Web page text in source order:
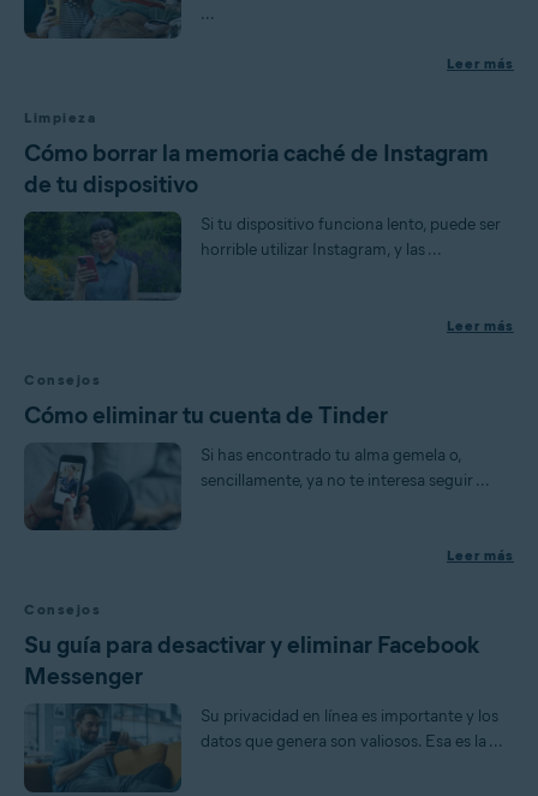
...
Leer más
Limpieza
Cómo borrar la memoria caché de Instagram
de tu dispositivo
Si tu dispositivo funciona lento, puede ser
horrible utilizar Instagram, y las ...
Leer más
Consejos
Cómo eliminar tu cuenta de Tinder
Si has encontrado tu alma gemela o,
sencillamente, ya no te interesa seguir ...
Leer más
Consejos
Su guía para desactivar y eliminar Facebook
Messenger
Su privacidad en línea es importante y los
datos que genera son valiosos. Esa es la ...